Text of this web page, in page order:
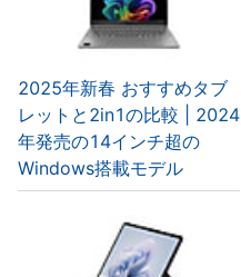
2025年新春 おすすめタブ
レットと2in1の比較 | 2024
年発売の14インチ超の
Windows搭載モデル